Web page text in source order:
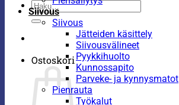
Etsi:
Ostoskori
Siivous
Siivous
Jätteiden käsittely
Siivousvälineet
Pyykkihuolto
Kunnossapito
Parveke- ja kynnysmatot
Pienrauta
Työkalut